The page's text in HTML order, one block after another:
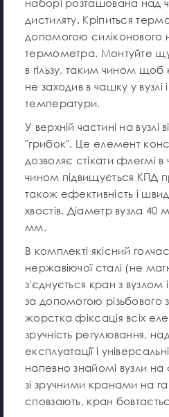
дистиляту. Кріпиться
допомогою силіконового
термометра. Монтуйте
в гільзу, таким чином
не заходив в чашку у вузлі
температури.
У верхній частині на
"грибок". Це елемент
дозволяє стікати флегмі в
чином підвищується КПД
також ефективність і
хвостів. Діаметр вузла 40
мм.
В комплекті якісний
нержавіючої сталі (не
з'єднується кран з
за допомогою різьбового
жорстка фіксація всіх
зручність регулювання,
експлуатації і
напевно знайомі вузли на
зі зручними кранами на
сповзають, кран